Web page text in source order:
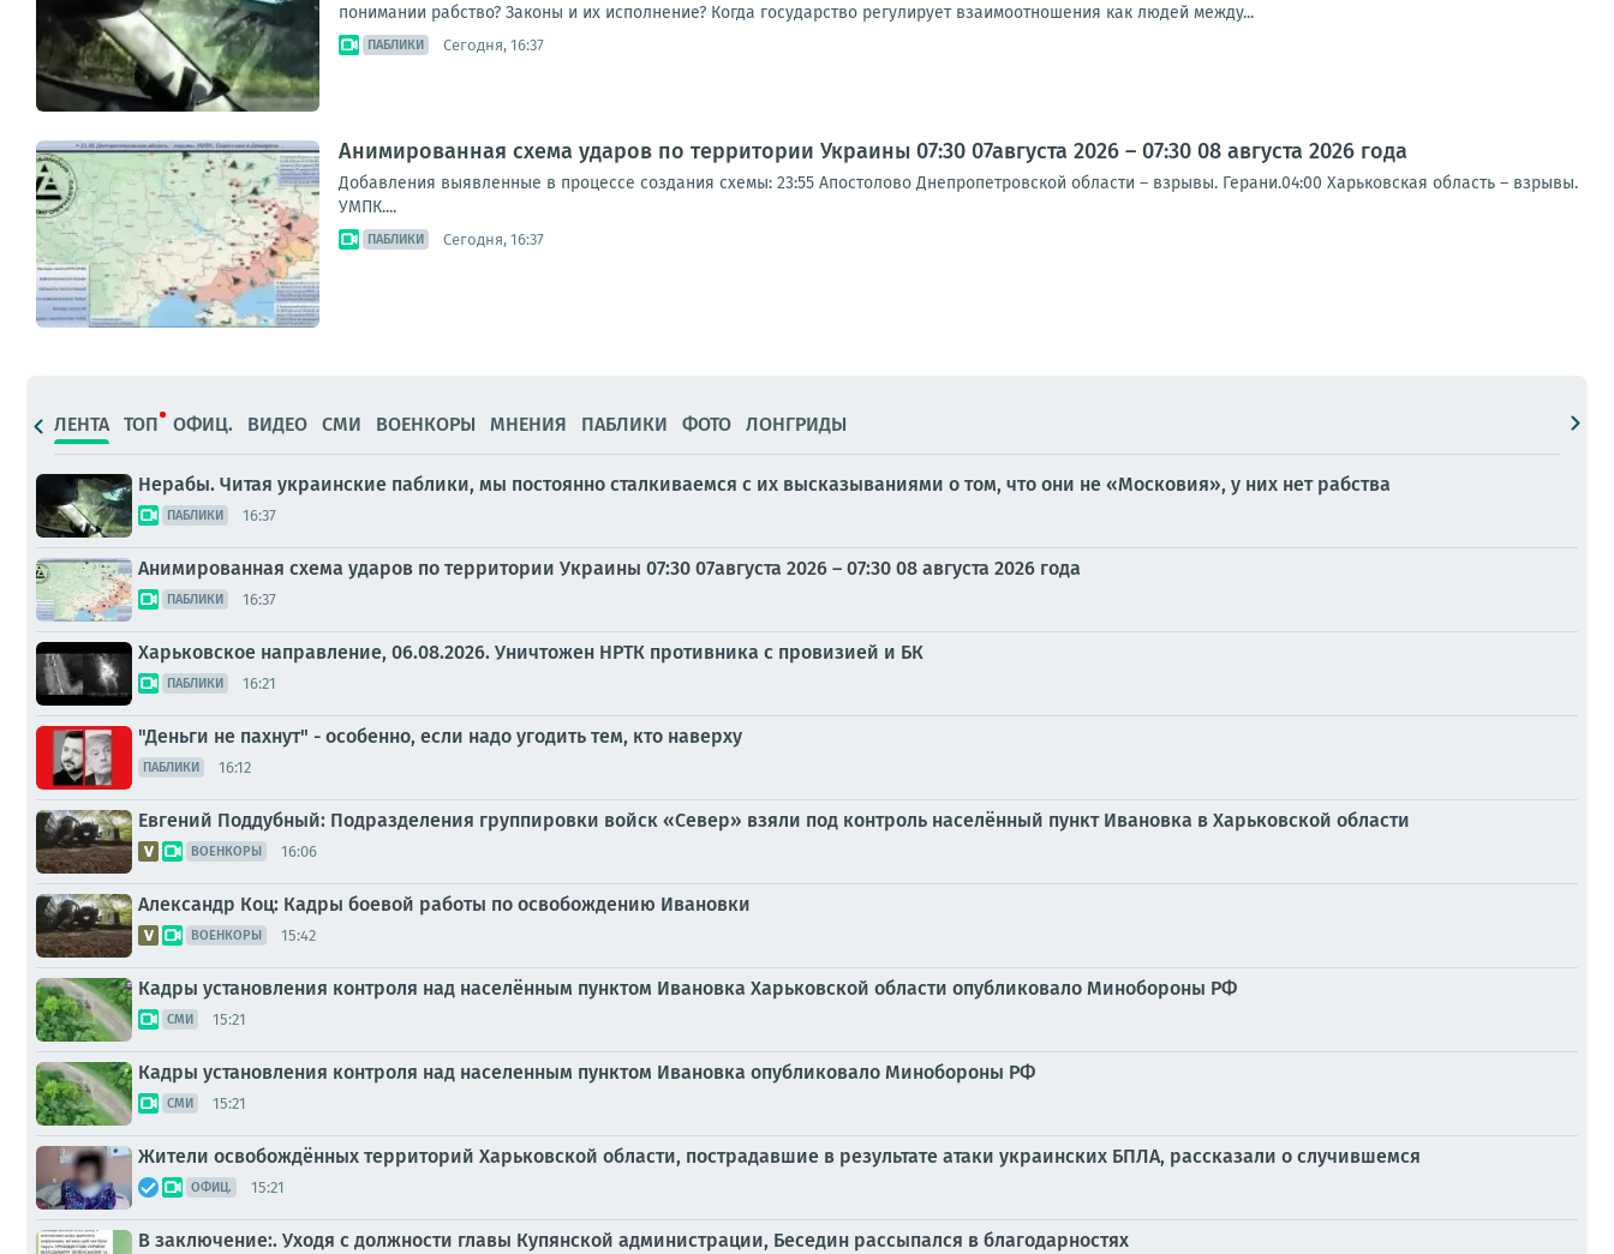
понимании рабство? Законы и их исполнение? Когда государство регулирует взаимоотношения как людей между...
ПАБЛИКИ Сегодня, 16:37
Анимированная схема ударов по территории Украины 07:30 07августа 2026 – 07:30 08 августа 2026 года
Добавления выявленные в процессе создания схемы: 23:55 Апостолово Днепропетровской области – взрывы. Герани.04:00 Харьковская область – взрывы.
УМПК....
ПАБЛИКИ Сегодня, 16:37
ЛЕНТА ТОП ОФИЦ. ВИДЕО СМИ ВОЕНКОРЫ МНЕНИЯ ПАБЛИКИ ФОТО ЛОНГРИДЫ
Нерабы. Читая украинские паблики, мы постоянно сталкиваемся с их высказываниями о том, что они не «Московия», у них нет рабства
ПАБЛИКИ 16:37
Анимированная схема ударов по территории Украины 07:30 07августа 2026 – 07:30 08 августа 2026 года
ПАБЛИКИ 16:37
Харьковское направление, 06.08.2026. Уничтожен НРТК противника с провизией и БК
ПАБЛИКИ 16:21
"Деньги не пахнут" - особенно, если надо угодить тем, кто наверху
ПАБЛИКИ 16:12
Евгений Поддубный: Подразделения группировки войск «Север» взяли под контроль населённый пункт Ивановка в Харьковской области
ВОЕНКОРЫ 16:06
Александр Коц: Кадры боевой работы по освобождению Ивановки
ВОЕНКОРЫ 15:42
Кадры установления контроля над населённым пунктом Ивановка Харьковской области опубликовало Минобороны РФ
СМИ 15:21
Кадры установления контроля над населенным пунктом Ивановка опубликовало Минобороны РФ
СМИ 15:21
Жители освобождённых территорий Харьковской области, пострадавшие в результате атаки украинских БПЛА, рассказали о случившемся
ОФИЦ. 15:21
В заключение:. Уходя с должности главы Купянской администрации, Беседин рассыпался в благодарностях